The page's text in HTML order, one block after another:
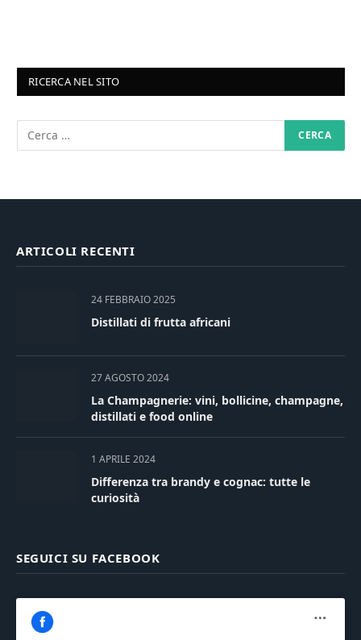
RICERCA NEL SITO
ARTICOLI RECENTI
24 FEBBRAIO 2025
Distillati di frutta africani
27 AGOSTO 2024
La Champagnerie: vini, bollicine, champagne,
distillati e food online
1 APRILE 2024
Differenza tra brandy e cognac: tutte le
curiosità
SEGUICI SU FACEBOOK